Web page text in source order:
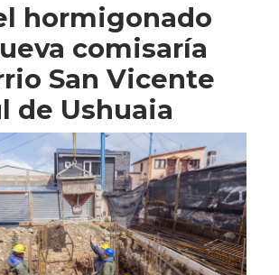
hormigonado
comisaría
San Vicente
de Ushuaia